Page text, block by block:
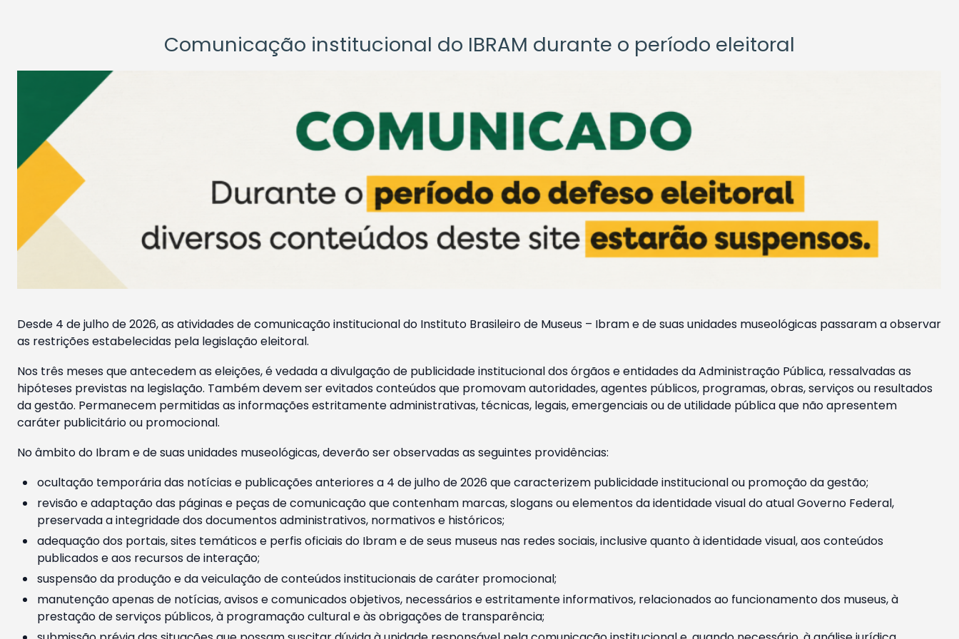
Comunicação institucional do IBRAM durante o período eleitoral
Desde 4 de julho de 2026, as atividades de comunicação institucional do Instituto Brasileiro de Museus – Ibram e de suas unidades museológicas passaram a observar
as restrições estabelecidas pela legislação eleitoral.
Nos três meses que antecedem as eleições, é vedada a divulgação de publicidade institucional dos órgãos e entidades da Administração Pública, ressalvadas as
hipóteses previstas na legislação. Também devem ser evitados conteúdos que promovam autoridades, agentes públicos, programas, obras, serviços ou resultados
da gestão. Permanecem permitidas as informações estritamente administrativas, técnicas, legais, emergenciais ou de utilidade pública que não apresentem
caráter publicitário ou promocional.
No âmbito do Ibram e de suas unidades museológicas, deverão ser observadas as seguintes providências:
ocultação temporária das notícias e publicações anteriores a 4 de julho de 2026 que caracterizem publicidade institucional ou promoção da gestão;
revisão e adaptação das páginas e peças de comunicação que contenham marcas, slogans ou elementos da identidade visual do atual Governo Federal,
preservada a integridade dos documentos administrativos, normativos e históricos;
adequação dos portais, sites temáticos e perfis oficiais do Ibram e de seus museus nas redes sociais, inclusive quanto à identidade visual, aos conteúdos
publicados e aos recursos de interação;
suspensão da produção e da veiculação de conteúdos institucionais de caráter promocional;
manutenção apenas de notícias, avisos e comunicados objetivos, necessários e estritamente informativos, relacionados ao funcionamento dos museus, à
prestação de serviços públicos, à programação cultural e às obrigações de transparência;